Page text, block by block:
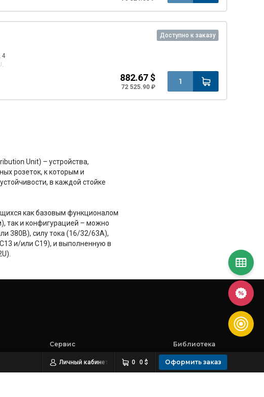
Доступно к заказу
4
882.67 $
72 525.90 ₽
Unit) – устройства,
розеток, к которым и
в каждой стойке
как базовым функционалом
так и конфигурацией – можно
380В), силу тока (16/32/63А),
и/или C19), и выполненную в
Сервис
Тест-драйв оборудования
Библиотека
Обзоры
Оформить заказ
0 0 $
Личный кабинет